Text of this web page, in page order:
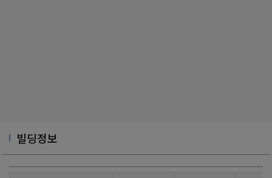
빌딩정보